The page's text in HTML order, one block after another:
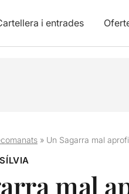
i entrades
» Un Sagarra mal
mal